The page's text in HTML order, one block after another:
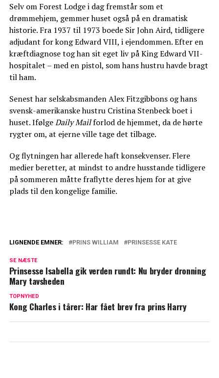
Selv om Forest Lodge i dag fremstår som et
drømmehjem, gemmer huset også på en dramatisk
historie. Fra 1937 til 1973 boede Sir John Aird, tidligere
adjudant for kong Edward VIII, i ejendommen. Efter en
kræftdiagnose tog han sit eget liv på King Edward VII-
hospitalet – med en pistol, som hans hustru havde bragt
til ham.
Senest har selskabsmanden Alex Fitzgibbons og hans
svensk-amerikanske hustru Cristina Stenbeck boet i
huset. IfølgeDaily Mailforlod de hjemmet, da de hørte
rygter om, at ejerne ville tage det tilbage.
Og flytningen har allerede haft konsekvenser. Flere
medier beretter, at mindst to andre husstande tidligere
på sommeren måtte fraflytte deres hjem for at give
plads til den kongelige familie.
disse aftener i Kates familie
William og Kate glimrede ved sit fravær:
LIGNENDE EMNER: PRINS WILLIAM PRINSESSE KATE
SE NÆSTE
Prinsesse Isabella gik verden rundt: Nu bryder dronning
Mary tavsheden
TOPNYHED
Kong Charles i tårer: Har fået brev fra prins Harry